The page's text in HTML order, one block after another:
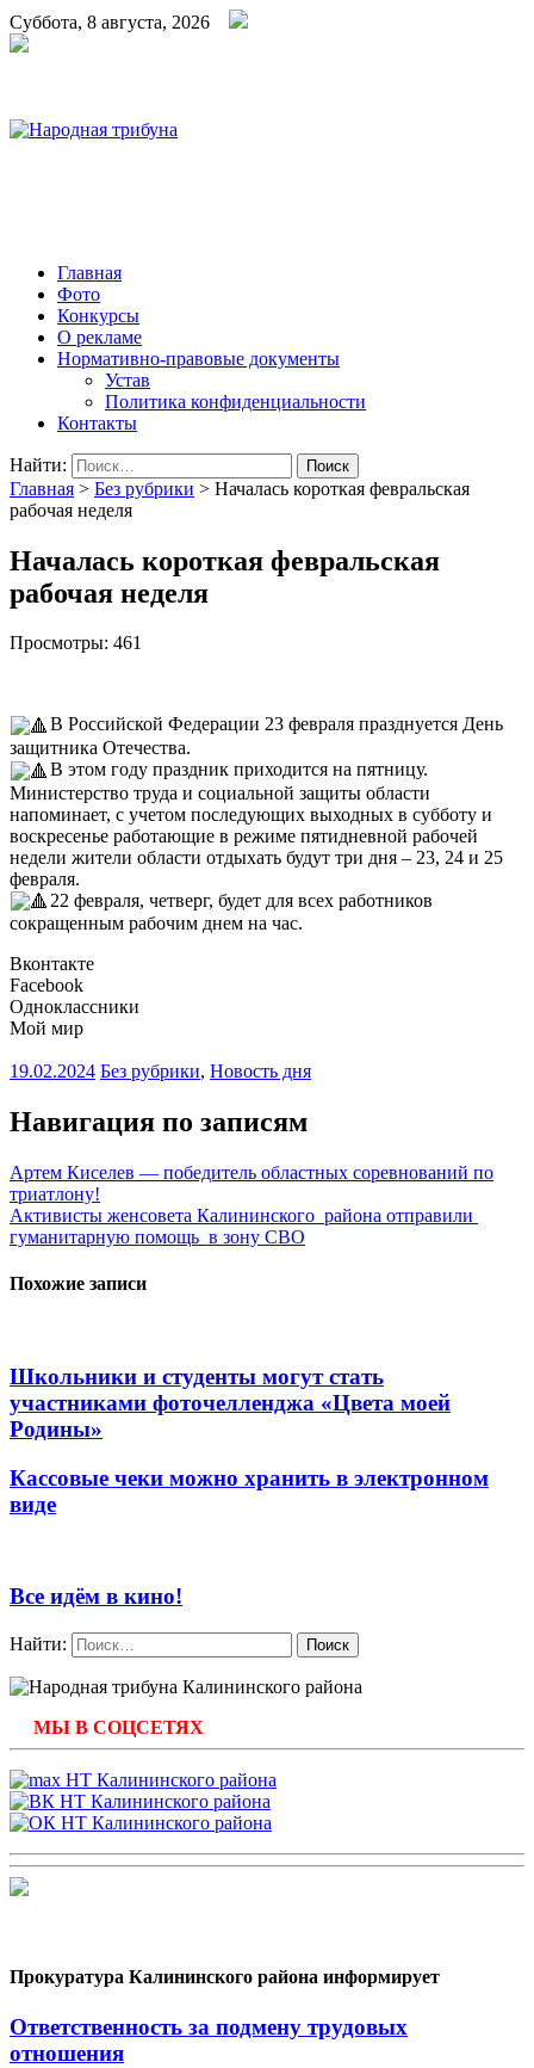
Суббота, 8 августа, 2026
Главная
Фото
Конкурсы
О рекламе
Нормативно-правовые документы
Устав
Политика конфиденциальности
Контакты
Найти:
Главная > Без рубрики > Началась короткая февральская
рабочая неделя
Началась короткая февральская
рабочая неделя
Просмотры: 461
В Российской Федерации 23 февраля празднуется День
защитника Отечества.
В этом году праздник приходится на пятницу.
Министерство труда и социальной защиты области
напоминает, с учетом последующих выходных в субботу и
воскресенье работающие в режиме пятидневной рабочей
недели жители области отдыхать будут три дня – 23, 24 и 25
февраля.
22 февраля, четверг, будет для всех работников
сокращенным рабочим днем на час.
Вконтакте
Facebook
Одноклассники
Мой мир
19.02.2024 Без рубрики, Новость дня
Навигация по записям
Артем Киселев — победитель областных соревнований по
триатлону!
Активисты женсовета Калининского района отправили
гуманитарную помощь в зону СВО
Похожие записи
Школьники и студенты могут стать
участниками фоточелленджа «Цвета моей
Родины»
Кассовые чеки можно хранить в электронном
виде
Все идём в кино!
Найти:
МЫ В СОЦСЕТЯХ
Прокуратура Калининского района информирует
Ответственность за подмену трудовых
отношения